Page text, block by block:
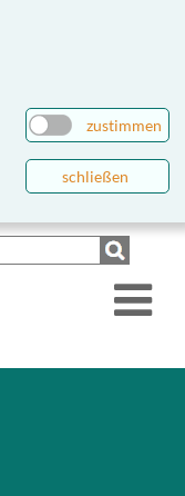
zustimmen
schließen